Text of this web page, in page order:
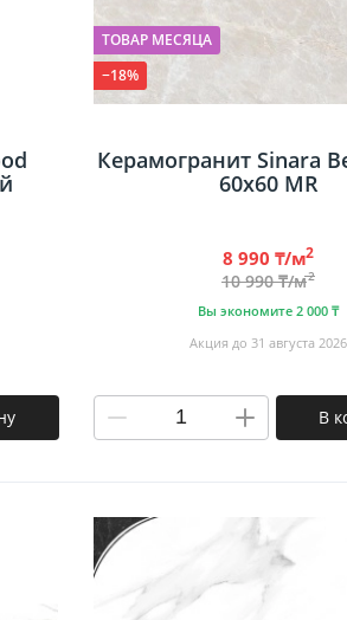
ТОВАР МЕСЯЦА
−18%
Керамогранит Sinara
60х60 MR
8 990 ₸/м2
10 990 ₸/м2
Вы экономите 2 000 ₸
Акция до 31 августа 2026
В